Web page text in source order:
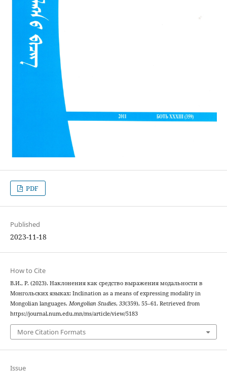
PDF
Published
2023-11-18
How to Cite
В.И., Р. (2023). Наклонения как средство выражения модальности в
Монгольских языках: Inclination as a means of expressing modality in
Mongolian languages. Mongolian Studies, 33(359), 55–61. Retrieved from
https://journal.num.edu.mn/ms/article/view/5183
More Citation Formats
Issue